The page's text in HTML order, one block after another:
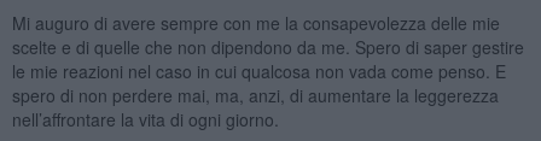
Mi auguro di avere sempre con me la consapevolezza delle mie
scelte e di quelle che non dipendono da me. Spero di saper gestire
le mie reazioni nel caso in cui qualcosa non vada come penso. E
spero di non perdere mai, ma, anzi, di aumentare la leggerezza
nell’affrontare la vita di ogni giorno.